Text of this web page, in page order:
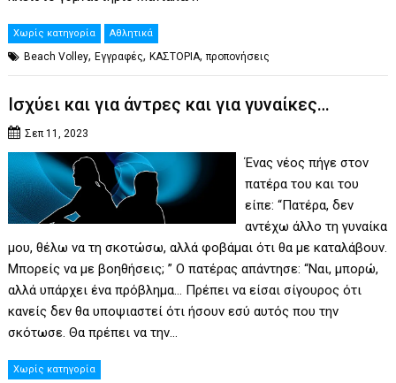
Χωρίς κατηγορία Αθλητικά
Beach Volley,Εγγραφές,ΚΑΣΤΟΡΙΑ,προπονήσεις
Ισχύει και για άντρες και για γυναίκες…
Σεπ 11, 2023
Ένας νέος πήγε στον
πατέρα του και του
είπε: “Πατέρα, δεν
αντέχω άλλο τη γυναίκα
μου, θέλω να τη σκοτώσω, αλλά φοβάμαι ότι θα με καταλάβουν.
Μπορείς να με βοηθήσεις; ” Ο πατέρας απάντησε: “Ναι, μπορώ,
αλλά υπάρχει ένα πρόβλημα… Πρέπει να είσαι σίγουρος ότι
κανείς δεν θα υποψιαστεί ότι ήσουν εσύ αυτός που την
σκότωσε. Θα πρέπει να την…
Χωρίς κατηγορία